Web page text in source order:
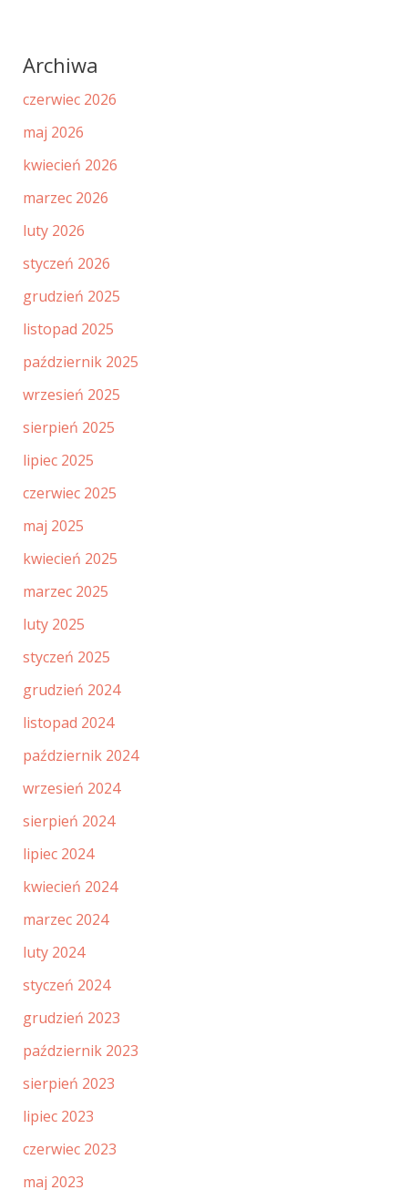
Archiwa
czerwiec 2026
maj 2026
kwiecień 2026
marzec 2026
luty 2026
styczeń 2026
grudzień 2025
listopad 2025
październik 2025
wrzesień 2025
sierpień 2025
lipiec 2025
czerwiec 2025
maj 2025
kwiecień 2025
marzec 2025
luty 2025
styczeń 2025
grudzień 2024
listopad 2024
październik 2024
wrzesień 2024
sierpień 2024
lipiec 2024
kwiecień 2024
marzec 2024
luty 2024
styczeń 2024
grudzień 2023
październik 2023
sierpień 2023
lipiec 2023
czerwiec 2023
maj 2023